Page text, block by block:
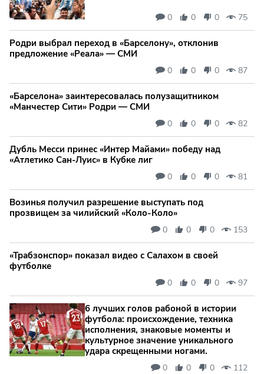
0 0 0 75
Родри выбрал переход в «Барселону», отклонив
предложение «Реала» — СМИ
0 0 0 87
«Барселона» заинтересовалась полузащитником
«Манчестер Сити» Родри — СМИ
0 0 0 82
Дубль Месси принес «Интер Майами» победу над
«Атлетико Сан-Луис» в Кубке лиг
0 0 0 81
Возинья получил разрешение выступать под
прозвищем за чилийский «Коло-Коло»
0 0 0 153
«Трабзонспор» показал видео с Салахом в своей
футболке
0 0 0 97
6 лучших голов рабоной в истории
футбола: происхождение, техника
исполнения, знаковые моменты и
культурное значение уникального
удара скрещенными ногами.
0 0 0 112